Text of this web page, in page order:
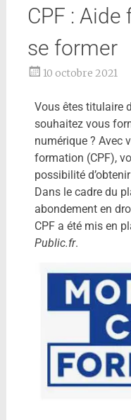
CPF :
se former
10 octobre 2021
Vous êtes titulaire
souhaitez vous
numérique ? Avec
formation (CPF),
possibilité
Dans le cadre du
abondement en
CPF a été mis en
Public.fr.